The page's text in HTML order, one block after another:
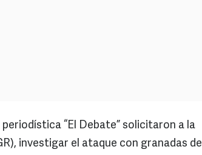
“El Debate” solicitaron a la
investigar el ataque con granadas de